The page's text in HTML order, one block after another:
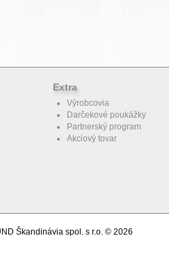
Extra
Výrobcovia
Darčekové poukážky
Partnerský program
Akciový tovar
Škandinávia spol. s r.o. © 2026